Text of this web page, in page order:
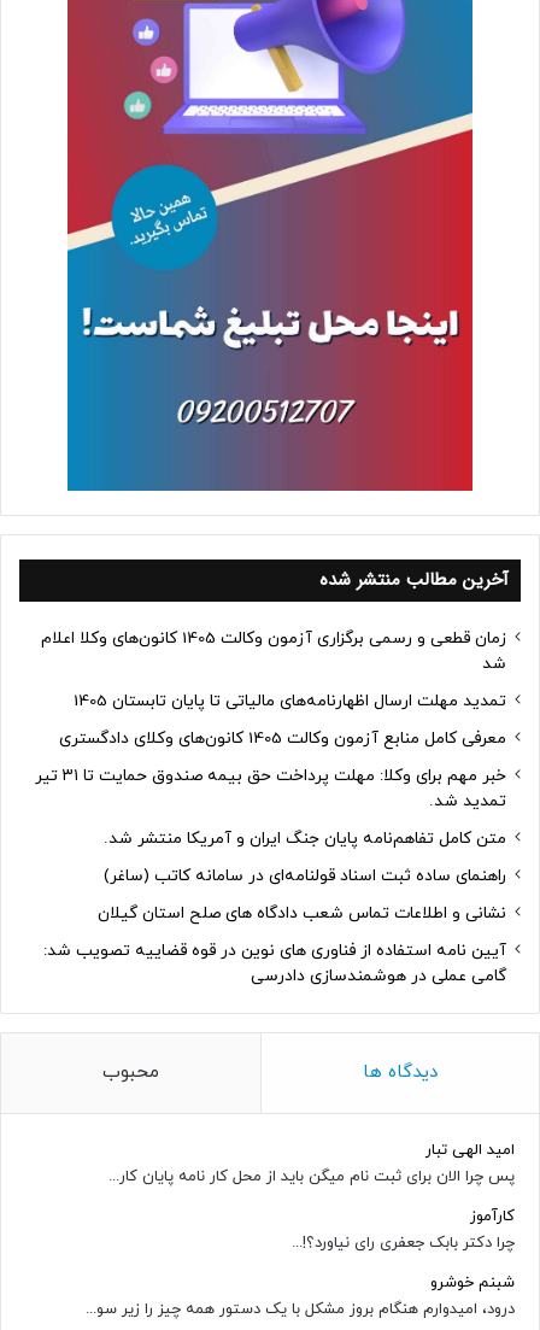
آخرین مطالب منتشر شده
زمان قطعی و رسمی برگزاری آزمون وکالت 1405 کانون‌های وکلا اعلام
شد
تمدید مهلت ارسال اظهارنامه‌های مالیاتی تا پایان تابستان 1405
معرفی کامل منابع آزمون وکالت 1405 کانون‌های وکلای دادگستری
خبر مهم برای وکلا: مهلت پرداخت حق بیمه صندوق حمایت تا ۳۱ تیر
تمدید شد.
متن کامل تفاهم‌نامه پایان جنگ ایران و آمریکا منتشر شد.
راهنمای ساده ثبت اسناد قولنامه‌ای در سامانه کاتب (ساغر)
نشانی و اطلاعات تماس شعب دادگاه های صلح استان گیلان
آیین نامه استفاده از فناوری های نوین در قوه قضاییه تصویب شد:
گامی عملی در هوشمندسازی دادرسی
دیدگاه ها محبوب
امید الهی تبار
پس چرا الان برای ثبت نام میگن باید از محل کار نامه پایان کار...
کارآموز
چرا دکتر بابک جعفری رای نیاورد؟!...
شبنم خوشرو
درود، امیدوارم هنگام بروز مشکل با یک دستور همه چیز را زیر سو...